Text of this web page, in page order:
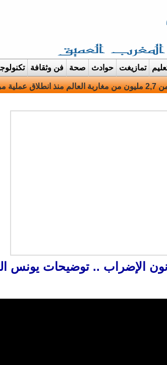
تمازيغت حوادث صحة فن وثقافة
بتارودانت تتحول الى |
الإضراب .. توضيحات يونس